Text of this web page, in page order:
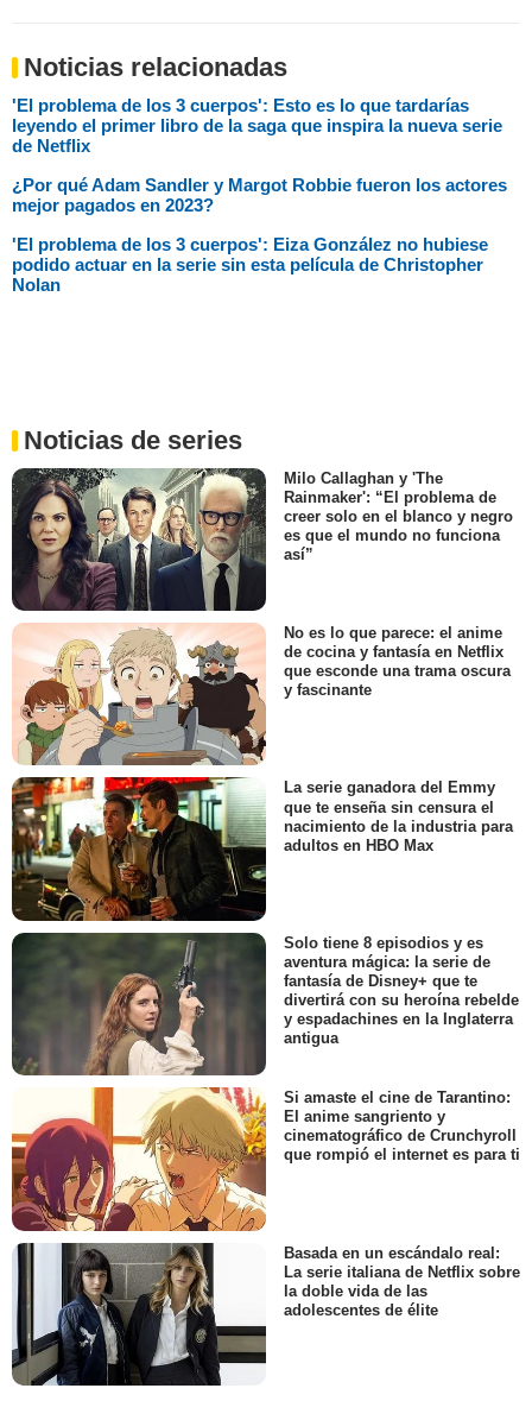
Noticias relacionadas
'El problema de los 3 cuerpos': Esto es lo que tardarías
leyendo el primer libro de la saga que inspira la nueva serie
de Netflix
⁠¿Por qué Adam Sandler y Margot Robbie fueron los actores
mejor pagados en 2023?
'El problema de los 3 cuerpos': Eiza González no hubiese
podido actuar en la serie sin esta película de Christopher
Nolan
Noticias de series
Milo Callaghan y 'The
Rainmaker': “El problema de
creer solo en el blanco y negro
es que el mundo no funciona
así”
No es lo que parece: el anime
de cocina y fantasía en Netflix
que esconde una trama oscura
y fascinante
La serie ganadora del Emmy
que te enseña sin censura el
nacimiento de la industria para
adultos en HBO Max
Solo tiene 8 episodios y es
aventura mágica: la serie de
fantasía de Disney+ que te
divertirá con su heroína rebelde
y espadachines en la Inglaterra
antigua
Si amaste el cine de Tarantino:
El anime sangriento y
cinematográfico de Crunchyroll
que rompió el internet es para ti
Basada en un escándalo real:
La serie italiana de Netflix sobre
la doble vida de las
adolescentes de élite